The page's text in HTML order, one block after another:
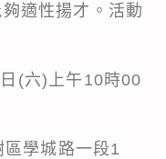
適性揚才。活動
(六)上午10時00
學城路一段1